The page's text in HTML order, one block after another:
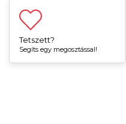
Tetszett?
Segíts egy megosztással!